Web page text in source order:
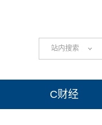
站内搜索
C财经